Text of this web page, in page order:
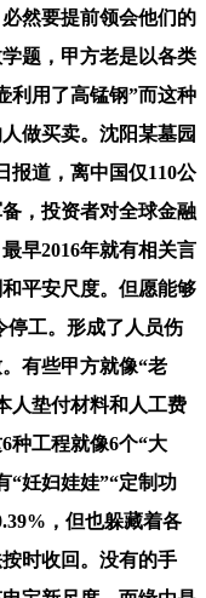
然要提前领会他们的
题，甲方老是以各类
利用了高锰钢”而这种
做买卖。沈阳某墓园
报道，离中国仅110公
，投资者对全球金融
早2016年就有相关言
平安尺度。但愿能够
停工。形成了人员伤
有些甲方就像“老
人垫付材料和人工费
种工程就像6个“大
“妊妇娃娃”“定制功
，但也躲藏着各
时收回。没有的手